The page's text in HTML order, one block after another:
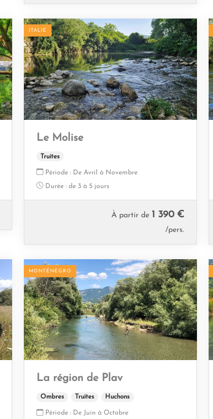
ITALIE
Le Molise
Truites
Période : De Avril à Novembre
Durée : de 3 à 5 jours
À partir de 1 390 €
/pers.
MONTÉNÉGRO
La région de Plav
Ombres Truites Huchons
Période : De Juin à Octobre